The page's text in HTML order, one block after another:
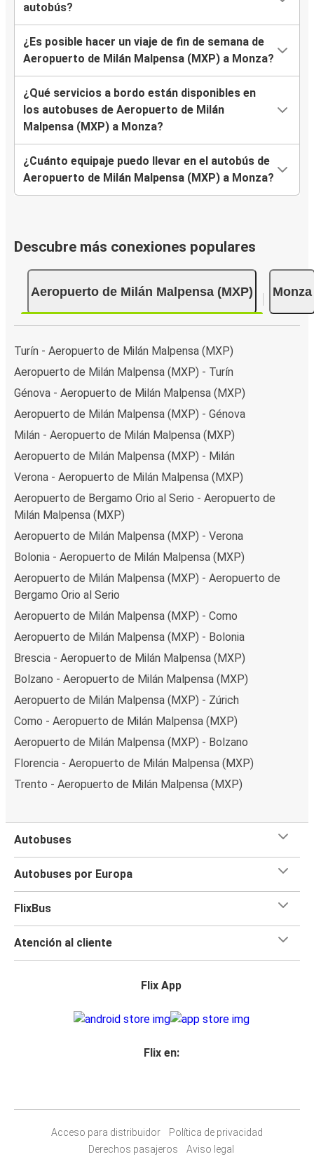
autobús?
¿Es posible hacer un viaje de fin de semana de
Aeropuerto de Milán Malpensa (MXP) a Monza?
¿Qué servicios a bordo están disponibles en
los autobuses de Aeropuerto de Milán
Malpensa (MXP) a Monza?
¿Cuánto equipaje puedo llevar en el autobús de
Aeropuerto de Milán Malpensa (MXP) a Monza?
Descubre más conexiones populares
Aeropuerto de Milán Malpensa (MXP) Monza
Turín - Aeropuerto de Milán Malpensa (MXP)
Aeropuerto de Milán Malpensa (MXP) - Turín
Génova - Aeropuerto de Milán Malpensa (MXP)
Aeropuerto de Milán Malpensa (MXP) - Génova
Milán - Aeropuerto de Milán Malpensa (MXP)
Aeropuerto de Milán Malpensa (MXP) - Milán
Verona - Aeropuerto de Milán Malpensa (MXP)
Aeropuerto de Bergamo Orio al Serio - Aeropuerto de
Milán Malpensa (MXP)
Aeropuerto de Milán Malpensa (MXP) - Verona
Bolonia - Aeropuerto de Milán Malpensa (MXP)
Aeropuerto de Milán Malpensa (MXP) - Aeropuerto de
Bergamo Orio al Serio
Aeropuerto de Milán Malpensa (MXP) - Como
Aeropuerto de Milán Malpensa (MXP) - Bolonia
Brescia - Aeropuerto de Milán Malpensa (MXP)
Bolzano - Aeropuerto de Milán Malpensa (MXP)
Aeropuerto de Milán Malpensa (MXP) - Zúrich
Como - Aeropuerto de Milán Malpensa (MXP)
Aeropuerto de Milán Malpensa (MXP) - Bolzano
Florencia - Aeropuerto de Milán Malpensa (MXP)
Trento - Aeropuerto de Milán Malpensa (MXP)
Autobuses
Autobuses por Europa
FlixBus
Atención al cliente
Flix App
Flix en:
Acceso para distribuidor
Política de privacidad
Derechos pasajeros
Aviso legal